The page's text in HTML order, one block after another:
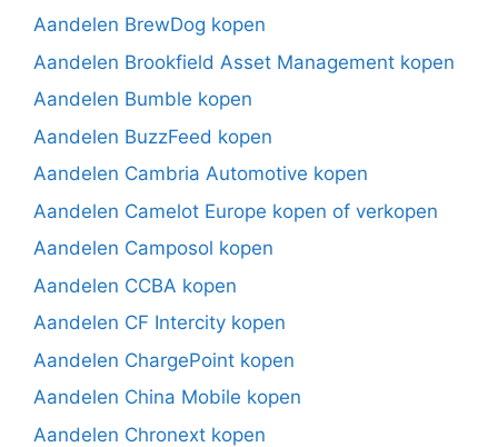
Aandelen BrewDog kopen
Aandelen Brookfield Asset Management kopen
Aandelen Bumble kopen
Aandelen BuzzFeed kopen
Aandelen Cambria Automotive kopen
Aandelen Camelot Europe kopen of verkopen
Aandelen Camposol kopen
Aandelen CCBA kopen
Aandelen CF Intercity kopen
Aandelen ChargePoint kopen
Aandelen China Mobile kopen
Aandelen Chronext kopen